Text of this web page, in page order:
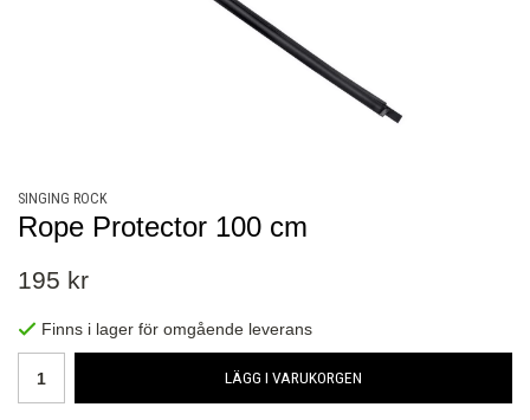
SINGING ROCK
Rope Protector 100 cm
195 kr
Finns i lager för omgående leverans
LÄGG I VARUKORGEN